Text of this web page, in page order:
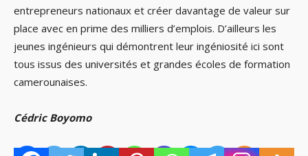
entrepreneurs nationaux et créer davantage de valeur sur
place avec en prime des milliers d’emplois. D’ailleurs les
jeunes ingénieurs qui démontrent leur ingéniosité ici sont
tous issus des universités et grandes écoles de formation
camerounaises.
Cédric Boyomo